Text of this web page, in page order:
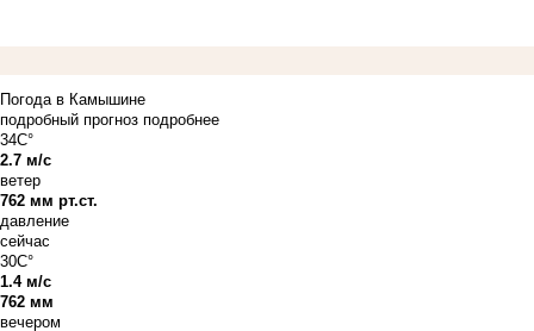
Погода в Камышине
подробный прогноз подробнее
34C°
2.7 м/с
ветер
762 мм рт.ст.
давление
сейчас
30C°
1.4 м/с
762 мм
вечером